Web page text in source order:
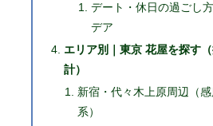
デート・休日の過ごし
デア
エリア別｜東京 花屋を探す
計）
新宿・代々木上原周辺（
系）